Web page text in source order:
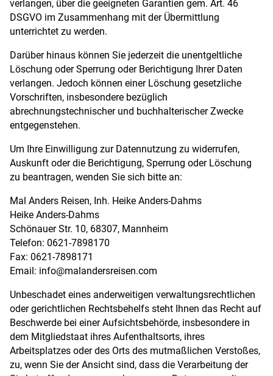
verlangen, über die geeigneten Garantien gem. Art. 46
DSGVO im Zusammenhang mit der Übermittlung
unterrichtet zu werden.
Darüber hinaus können Sie jederzeit die unentgeltliche
Löschung oder Sperrung oder Berichtigung Ihrer Daten
verlangen. Jedoch können einer Löschung gesetzliche
Vorschriften, insbesondere bezüglich
abrechnungstechnischer und buchhalterischer Zwecke
entgegenstehen.
Um Ihre Einwilligung zur Datennutzung zu widerrufen,
Auskunft oder die Berichtigung, Sperrung oder Löschung
zu beantragen, wenden Sie sich bitte an:
Mal Anders Reisen, Inh. Heike Anders-Dahms
Heike Anders-Dahms
Schönauer Str. 10, 68307, Mannheim
Telefon: 0621-7898170
Fax: 0621-7898171
Email: info@malandersreisen.com
Unbeschadet eines anderweitigen verwaltungsrechtlichen
oder gerichtlichen Rechtsbehelfs steht Ihnen das Recht auf
Beschwerde bei einer Aufsichtsbehörde, insbesondere in
dem Mitgliedstaat ihres Aufenthaltsorts, ihres
Arbeitsplatzes oder des Orts des mutmaßlichen Verstoßes,
zu, wenn Sie der Ansicht sind, dass die Verarbeitung der